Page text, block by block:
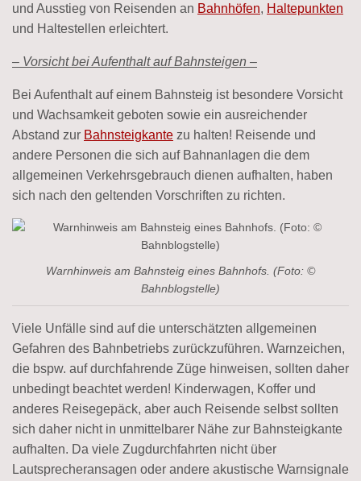
und Ausstieg von Reisenden an Bahnhöfen, Haltepunkten
und Haltestellen erleichtert.
– Vorsicht beiAufenthalt auf Bahnsteigen –
Bei Aufenthalt auf einem Bahnsteig ist besondere Vorsicht
und Wachsamkeit geboten sowie ein ausreichender
Abstand zur Bahnsteigkante zu halten! Reisende und
andere Personen die sich auf Bahnanlagen die dem
allgemeinen Verkehrsgebrauch dienen aufhalten, haben
sich nach den geltenden Vorschriften zu richten.
Warnhinweis am Bahnsteig eines Bahnhofs. (Foto: ©
Bahnblogstelle)
Viele Unfälle sind auf die unterschätzten allgemeinen
Gefahren des Bahnbetriebs zurückzuführen. Warnzeichen,
die bspw. auf durchfahrende Züge hinweisen, sollten daher
unbedingt beachtet werden! Kinderwagen, Koffer und
anderes Reisegepäck, aber auch Reisende selbst sollten
sich daher nicht in unmittelbarer Nähe zur Bahnsteigkante
aufhalten. Da viele Zugdurchfahrten nicht über
Lautsprecheransagen oder andere akustische Warnsignale